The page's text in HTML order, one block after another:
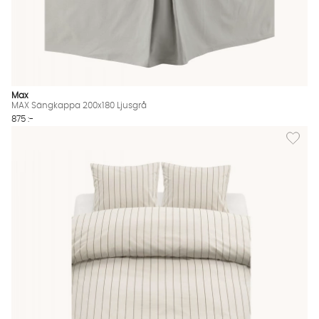
Max
MAX Sängkappa 200x180 Ljusgrå
875 :-
Lägg